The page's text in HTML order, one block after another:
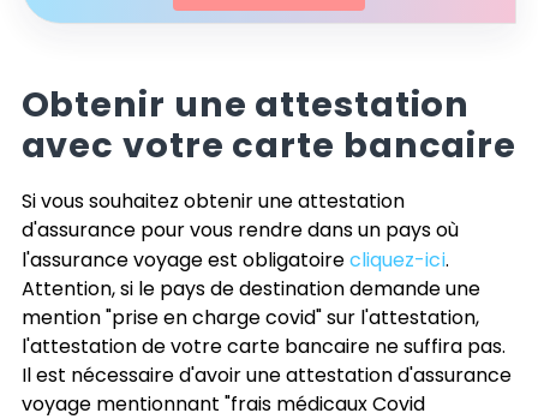
Obtenir une attestation
avec votre carte bancaire
Si vous souhaitez obtenir une attestation
d'assurance pour vous rendre dans un pays où
l'assurance voyage est obligatoirecliquez-ici.
Attention, si le pays de destination demande une
mention "prise en charge covid" sur l'attestation,
l'attestation de votre carte bancaire ne suffira pas.
Il est nécessaire d'avoir une attestation d'assurance
voyage mentionnant "frais médicaux Covid